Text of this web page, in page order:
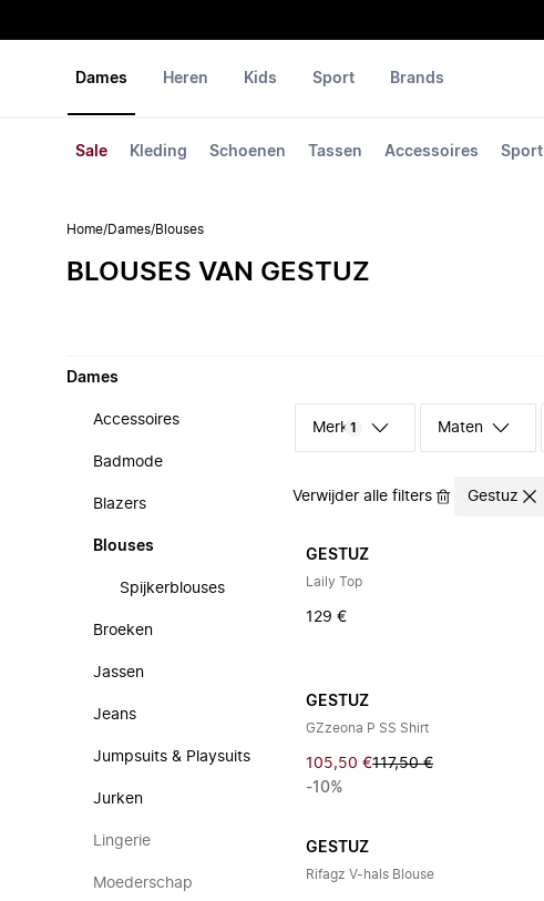
Dames
Sale Kleding Schoenen Tassen Accessoires Sport
Heren Kids Sport Brands
Home/Dames/Blouses
BLOUSES VAN GESTUZ
Dames
Accessoires
Badmode
Blazers
Blouses
Spijkerblouses
Broeken
Jassen
Jeans
Jumpsuits & Playsuits
Jurken
Lingerie
Moederschap
Merk 1 Maten
Verwijder alle filters Gestuz
GESTUZ
Laily Top
129 €
GESTUZ
GZzeona P SS Shirt
105,50 €117,50 €
-10%
GESTUZ
Rifagz V-hals Blouse